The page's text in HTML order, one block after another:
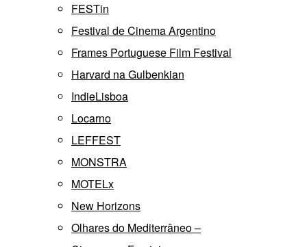
FESTin
Festival de Cinema Argentino
Frames Portuguese Film Festival
Harvard na Gulbenkian
IndieLisboa
Locarno
LEFFEST
MONSTRA
MOTELx
New Horizons
Olhares do Mediterrâneo –